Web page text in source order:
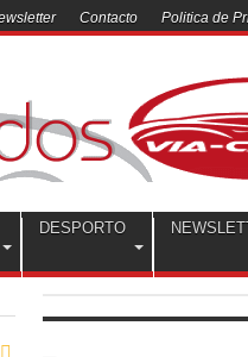
Contacto Politica de
DESPORTO